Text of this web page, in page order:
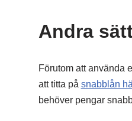
Andra
Förutom att använda
att titta på snabblån
behöver pengar